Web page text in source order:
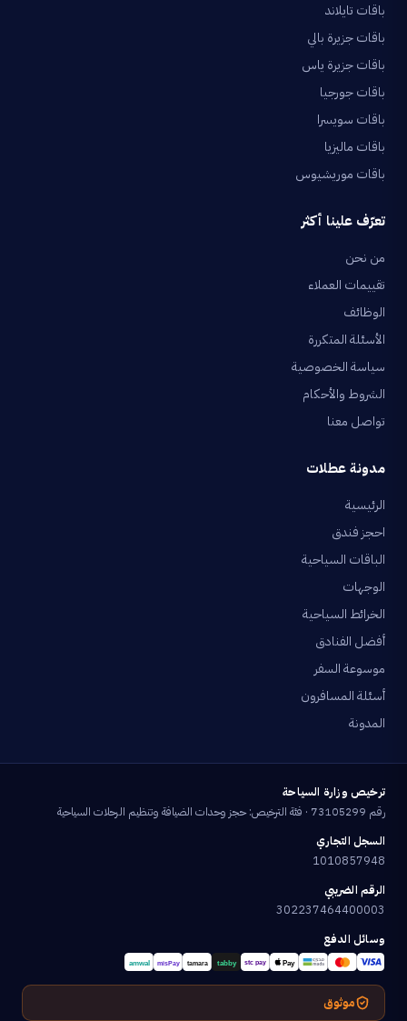
باقات تايلاند
باقات جزيرة بالي
باقات جزيرة ياس
باقات جورجيا
باقات سويسرا
باقات ماليزيا
باقات موريشيوس
تعرّف علينا أكثر
من نحن
تقييمات العملاء
الوظائف
الأسئلة المتكررة
سياسة الخصوصية
الشروط والأحكام
تواصل معنا
مدونة عطلات
الرئيسية
احجز فندق
الباقات السياحية
الوجهات
الخرائط السياحية
أفضل الفنادق
موسوعة السفر
أسئلة المسافرون
المدونة
ترخيص وزارة السياحة
رقم 73105299 · فئة الترخيص: حجز وحدات الضيافة وتنظيم الرحلات السياحية
السجل التجاري
1010857948
الرقم الضريبي
302237464400003
وسائل الدفع
موثوق